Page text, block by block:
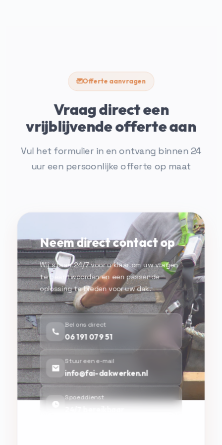
Offerte aanvragen
Vraag direct een
vrijblijvende offerte aan
Vul het formulier in en ontvang binnen 24
uur een persoonlijke offerte op maat
Neem direct contact op
Wij staan 24/7 voor u klaar om uw vragen
te beantwoorden en een passende
oplossing te bieden voor uw dak.
Bel ons direct
06 191 079 51
Stuur een e-mail
info@fai-dakwerken.nl
Spoeddienst